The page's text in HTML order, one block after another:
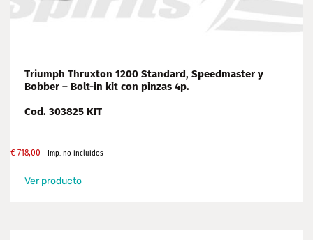
Triumph Thruxton 1200 Standard, Speedmaster y
Bobber – Bolt-in kit con pinzas 4p.
Cod. 303825 KIT
€ 718,00 Imp. no incluidos
Ver producto